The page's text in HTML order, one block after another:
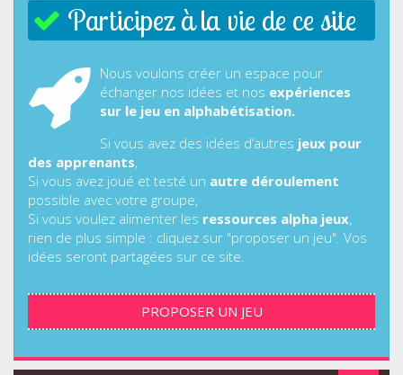
Participez à la vie de ce site
Nous voulons créer un espace pour
échanger nos idées et nos expériences
sur le jeu en alphabétisation.
Si vous avez des idées d’autres jeux pour
des apprenants,
Si vous avez joué et testé un autre déroulement
possible avec votre groupe,
Si vous voulez alimenter les ressources alpha jeux,
rien de plus simple : cliquez sur "proposer un jeu". Vos
idées seront partagées sur ce site.
PROPOSER UN JEU